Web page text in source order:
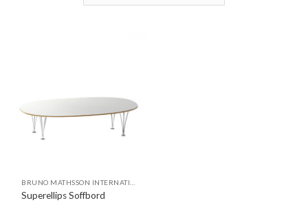
Superellips Soffbord